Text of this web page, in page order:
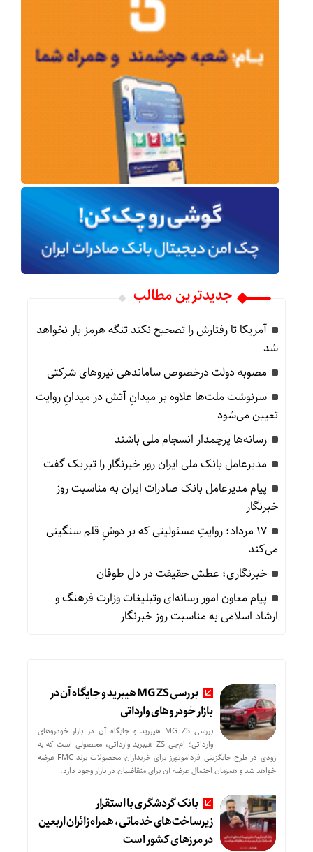
جدیدترین مطالب
آمریکا تا رفتارش را تصحیح نکند تنگه هرمز باز نخواهد
شد
مصوبه دولت درخصوص ساماندهی نیروهای شرکتی
سرنوشت ملت‌ها علاوه بر میدانِ آتش در میدانِ روایت
تعیین می‌شود
رسانه‌ها پرچمدار انسجام ملی باشند
مدیرعامل بانک ملی ایران روز خبرنگار را تبریک گفت
پیام مدیرعامل بانک صادرات ایران به مناسبت روز
خبرنگار
۱۷ مرداد؛ روایتِ مسئولیتی که بر دوشِ قلم سنگینی
می‌کند
خبرنگاری؛ عطش حقیقت در دل طوفان
پیام معاون امور رسانه‌ای وتبلیغات وزارت فرهنگ و
ارشاد اسلامی به مناسبت روز خبرنگار
بررسی MG ZS هیبرید و جایگاه آن در
بازار خودروهای وارداتی
بررسی MG ZS هیبرید و جایگاه آن در بازار خودروهای
وارداتی؛ ام‌جی ZS هیبرید وارداتی، محصولی است که به
زودی در طرح جایگزینی فرداموتورز برای خریداران محصولات برند FMC عرضه
خواهد شد و همزمان احتمال عرضه آن برای متقاضیان در بازار وجود دارد.
بانک گردشگری با استقرار
زیرساخت‌های خدماتی، همراه زائران اربعین
در مرزهای کشور است